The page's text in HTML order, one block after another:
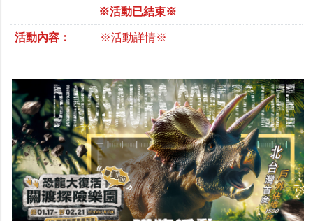
※活動已結束※
活動內容： ※活動詳情※